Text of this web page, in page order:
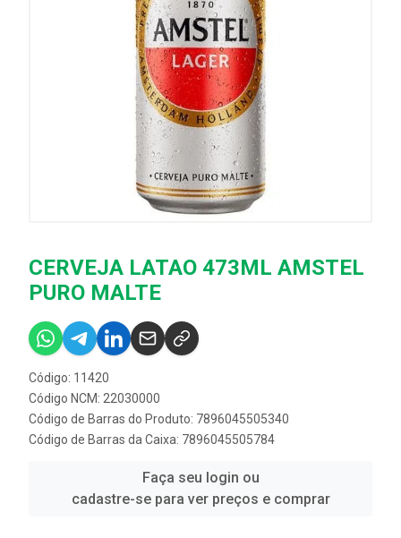
CERVEJA LATAO 473ML AMSTEL
PURO MALTE
Código: 11420
Código NCM: 22030000
Código de Barras do Produto: 7896045505340
Código de Barras da Caixa: 7896045505784
Faça seu login ou
cadastre-se para ver preços e comprar